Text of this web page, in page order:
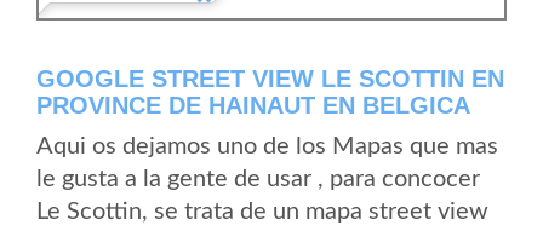
GOOGLE STREET VIEW LE SCOTTIN EN
PROVINCE DE HAINAUT EN BELGICA
Aqui os dejamos uno de los Mapas que mas
le gusta a la gente de usar , para concocer
Le Scottin, se trata de un mapa street view